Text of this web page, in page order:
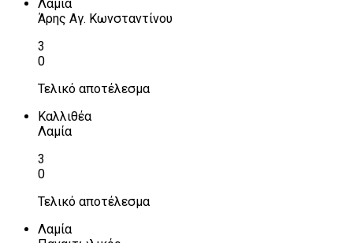
Λαμία
Άρης Αγ. Κωνσταντίνου
3
0
Τελικό αποτέλεσμα
Καλλιθέα
Λαμία
3
0
Τελικό αποτέλεσμα
Λαμία